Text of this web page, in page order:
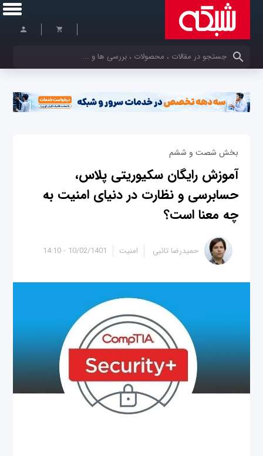
کلمات کلیدی خود را وارد کنید
بخش شصت و ششم
آموزش رایگان سکیوریتی پلاس،
حسابرسی و نظارت در دنیای امنیت به
چه معنا است؟
10/02/1401 - 14:10 حمیدرضا تائبی امنیت